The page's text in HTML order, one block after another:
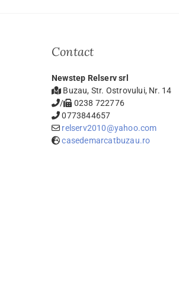
Contact
Newstep Relserv srl
Buzau, Str. Ostrovului, Nr. 14
/
0238 722776
0773844657
relserv2010@yahoo.com
casedemarcatbuzau.ro